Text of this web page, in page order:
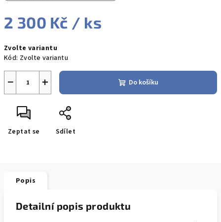
2 300 Kč / ks
cena:
Zvolte variantu
Kód: Zvolte variantu
+
− Do košíku
Zeptat se Sdílet
Popis
Detailní popis produktu